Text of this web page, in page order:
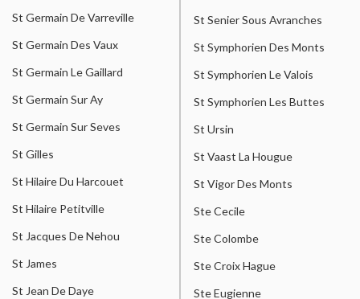
St Germain De Varreville
St Germain Des Vaux
St Germain Le Gaillard
St Germain Sur Ay
St Germain Sur Seves
St Gilles
St Hilaire Du Harcouet
St Hilaire Petitville
St Jacques De Nehou
St James
St Jean De Daye
St Senier Sous Avranches
St Symphorien Des Monts
St Symphorien Le Valois
St Symphorien Les Buttes
St Ursin
St Vaast La Hougue
St Vigor Des Monts
Ste Cecile
Ste Colombe
Ste Croix Hague
Ste Eugienne